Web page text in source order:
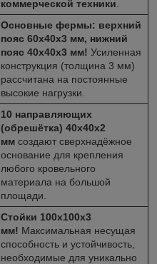
коммерческой техники
Основные фермы: верхний
пояс 60х40х3 мм, нижний
пояс 40х40х3 мм! Усиленная
конструкция (толщина 3 мм)
рассчитана на постоянные
высокие нагрузки.
10 направляющих
(обрешётка) 40х40х2
мм создают сверхнадёжное
основание для крепления
любого кровельного
материала на большой
площади.
Стойки 100х100х3
мм! Максимальная несущая
способность и устойчивость,
необходимые для уникально